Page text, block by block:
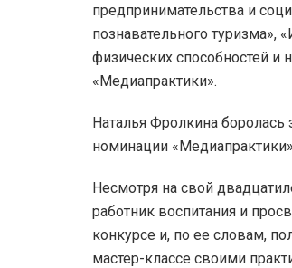
предпринимательства и
познавательного туризма»,
физических способностей и
«Медиапрактики».
Наталья Фролкина
номинации
Несмотря на свой
работник воспитания и
конкурсе и, по ее словам,
мастер-классе своими